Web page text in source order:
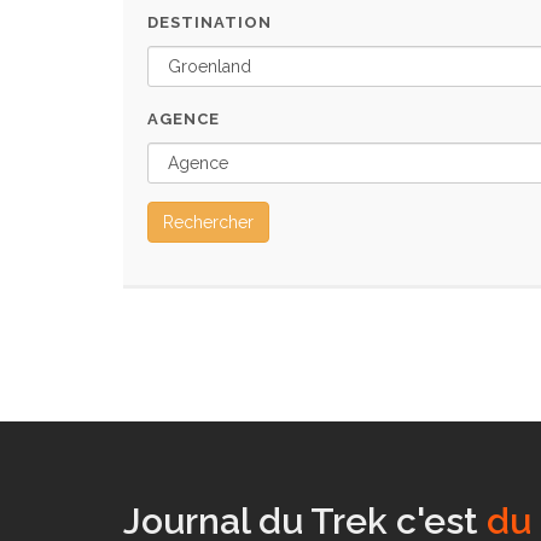
DESTINATION
AGENCE
Rechercher
Journal du Trek c'est un